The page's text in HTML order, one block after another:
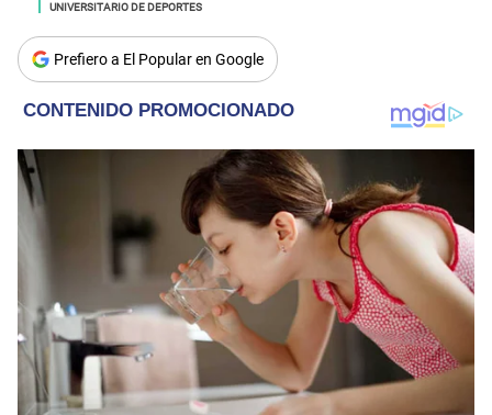
UNIVERSITARIO DE DEPORTES
Prefiero a El Popular en Google